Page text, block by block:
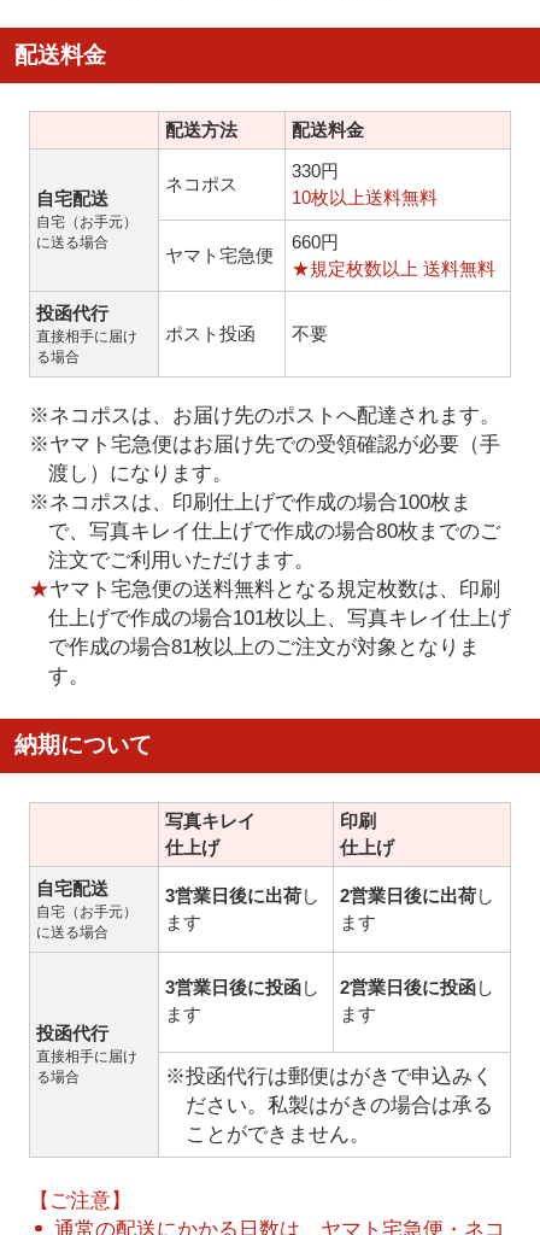
配送料金
配送方法 配送料金
自宅配送
自宅（お手元）
に送る場合
ネコポス
330円
10枚以上送料無料
ヤマト宅急便
660円
★規定枚数以上 送料無料
投函代行
直接相手に届け
る場合
ポスト投函 不要
※ネコポスは、お届け先のポストへ配達されます。
※ヤマト宅急便はお届け先での受領確認が必要（手
渡し）になります。
※ネコポスは、印刷仕上げで作成の場合100枚ま
で、写真キレイ仕上げで作成の場合80枚までのご
注文でご利用いただけます。
★ヤマト宅急便の送料無料となる規定枚数は、印刷
仕上げで作成の場合101枚以上、写真キレイ仕上げ
で作成の場合81枚以上のご注文が対象となりま
す。
納期について
写真キレイ
仕上げ
印刷
仕上げ
自宅配送
自宅（お手元）
に送る場合
3営業日後に出荷し
ます
2営業日後に出荷し
ます
投函代行
直接相手に届け
る場合
3営業日後に投函し
ます
2営業日後に投函し
ます
※投函代行は郵便はがきで申込みく
ださい。私製はがきの場合は承る
ことができません。
【ご注意】
通常の配送にかかる日数は、ヤマト宅急便・ネコ